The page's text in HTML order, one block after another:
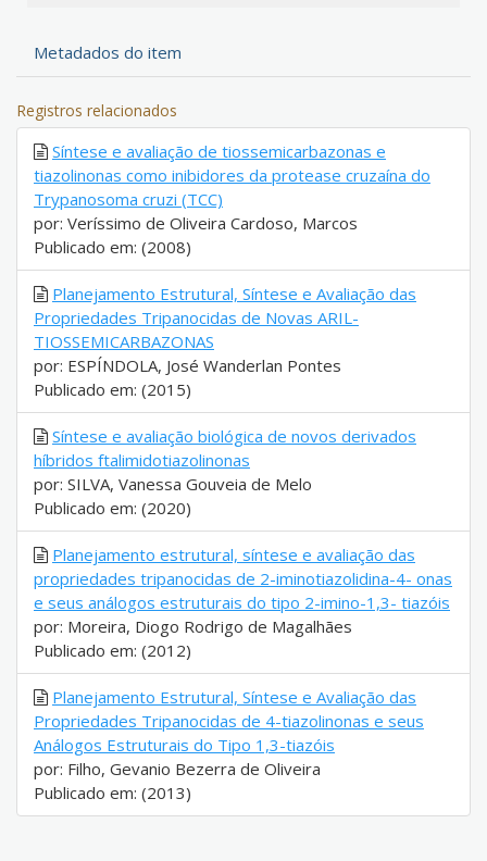
Metadados do item
Registros relacionados
Síntese e avaliação de tiossemicarbazonas e
tiazolinonas como inibidores da protease cruzaína do
Trypanosoma cruzi (TCC)
por: Veríssimo de Oliveira Cardoso, Marcos
Publicado em: (2008)
Planejamento Estrutural, Síntese e Avaliação das
Propriedades Tripanocidas de Novas ARIL-
TIOSSEMICARBAZONAS
por: ESPÍNDOLA, José Wanderlan Pontes
Publicado em: (2015)
Síntese e avaliação biológica de novos derivados
híbridos ftalimidotiazolinonas
por: SILVA, Vanessa Gouveia de Melo
Publicado em: (2020)
Planejamento estrutural, síntese e avaliação das
propriedades tripanocidas de 2-iminotiazolidina-4- onas
e seus análogos estruturais do tipo 2-imino-1,3- tiazóis
por: Moreira, Diogo Rodrigo de Magalhães
Publicado em: (2012)
Planejamento Estrutural, Síntese e Avaliação das
Propriedades Tripanocidas de 4-tiazolinonas e seus
Análogos Estruturais do Tipo 1,3-tiazóis
por: Filho, Gevanio Bezerra de Oliveira
Publicado em: (2013)